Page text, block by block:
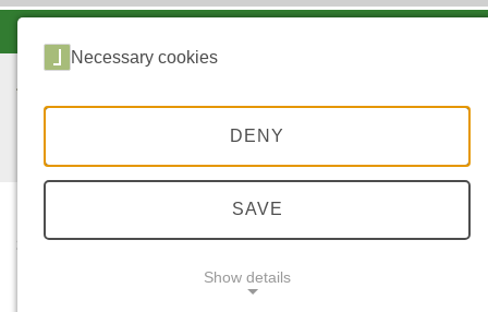
STARTSEITE
...
Necessary cookies
DENY
SAVE
Show details